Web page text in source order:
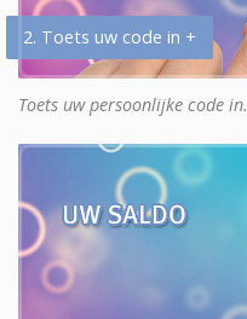
2. Toets uw code in +
Toets uw persoonlijke code in.